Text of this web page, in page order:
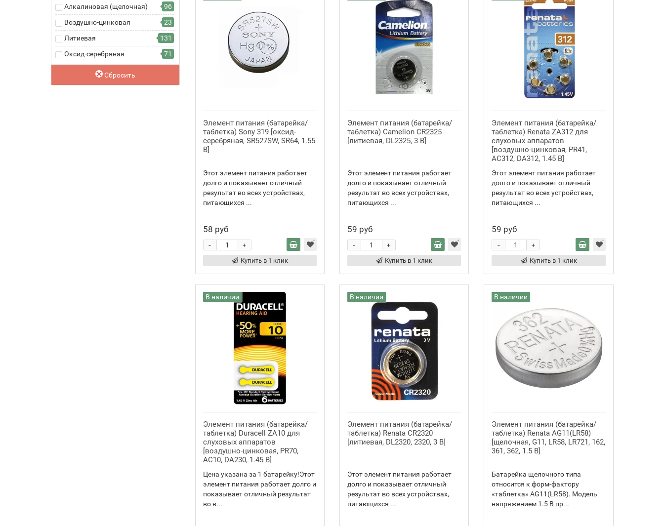
SR67
2
317
1
SR516SW
1
SR62
1
Алкалиновая (щелочная)
96
Воздушно-цинковая
23
Литиевая
131
Оксид-серебряная
71
Сбросить
Элемент питания (батарейка/
таблетка) Sony 319 [оксид-
серебряная, SR527SW, SR64, 1.55
В]
Этот элемент питания работает
долго и показывает отличный
результат во всех устройствах,
питающихся ...
58 руб
+
-
Купить в 1 клик
Элемент питания (батарейка/
таблетка) Camelion CR2325
[литиевая, DL2325, 3 В]
Этот элемент питания работает
долго и показывает отличный
результат во всех устройствах,
питающихся ...
59 руб
+
-
Купить в 1 клик
Элемент питания (батарейка/
таблетка) Renata ZA312 для
слуховых аппаратов
[воздушно-цинковая, PR41,
AC312, DA312, 1.45 В]
Этот элемент питания работает
долго и показывает отличный
результат во всех устройствах,
питающихся ...
59 руб
+
-
Купить в 1 клик
В наличии
Элемент питания (батарейка/
таблетка) Duracell ZA10 для
слуховых аппаратов
[воздушно-цинковая, PR70,
AC10, DA230, 1.45 В]
Цена указана за 1 батарейку!Этот
элемент питания работает долго и
показывает отличный результат
во в...
В наличии
Элемент питания (батарейка/
таблетка) Renata CR2320
[литиевая, DL2320, 2320, 3 В]
Этот элемент питания работает
долго и показывает отличный
результат во всех устройствах,
питающихся ...
В наличии
Элемент питания (батарейка/
таблетка) Renata AG11(LR58)
[щелочная, G11, LR58, LR721, 162,
361, 362, 1.5 В]
Батарейка щелочного типа
относится к форм-фактору
«таблетка» AG11(LR58). Модель
напряжением 1.5 В пр...